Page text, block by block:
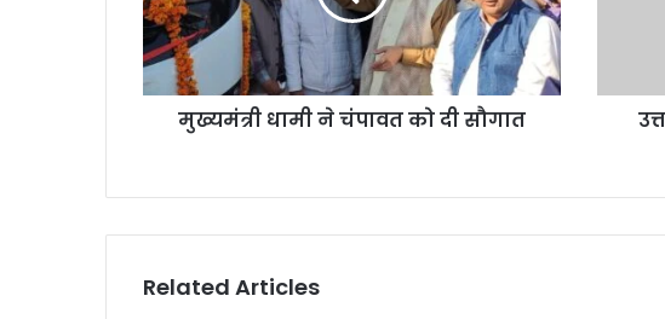
मुख्यमंत्री धामी ने चंपावत को दी सौगात
Related Articles